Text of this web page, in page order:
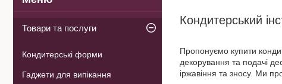
Кондитерський
Пропонуємо купити
декорування та подачі
іржавіння та зносу. Ми
Товари та послуги
Кондитерські форми
Гаджети для випікання